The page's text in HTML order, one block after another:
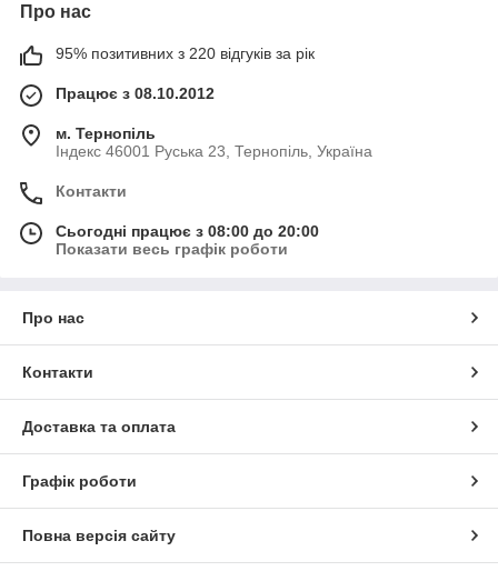
Про нас
95% позитивних з 220 відгуків за рік
Працює з 08.10.2012
м. Тернопіль
Індекс 46001 Руська 23, Тернопіль, Україна
Контакти
Сьогодні працює з 08:00 до 20:00
Показати весь графік роботи
Про нас
Контакти
Доставка та оплата
Графік роботи
Повна версія сайту